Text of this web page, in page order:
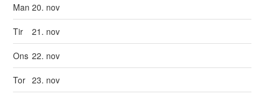
Man20. nov
Tir 21. nov
Ons 22. nov
Tor 23. nov